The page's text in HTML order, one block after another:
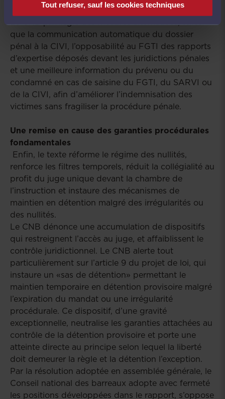
Tout refuser, sauf les cookies techniques
les juridictions pénales.
Le CNB privilégie des mesures alternatives, telles
que la communication automatique du dossier
pénal à la CIVI, l’opposabilité au FGTI des rapports
d’expertise déposés devant les juridictions pénales
et une meilleure information du prévenu ou du
condamné en cas de saisine du FGTI, du SARVI ou
de la CIVI, afin d’améliorer l’indemnisation des
victimes sans fragiliser la procédure pénale.
Une remise en cause des garanties procédurales
fondamentales
Enfin, le texte réforme le régime des nullités,
renforce les filtres temporels, réduit la collégialité au
profit du juge unique devant la chambre de
l’instruction et instaure des mécanismes de
maintien en détention malgré des irrégularités ou
des nullités.
Le CNB dénonce une accumulation de dispositifs
qui restreignent l’accès au juge, et affaiblissent le
contrôle juridictionnel. Le CNB alerte tout
particulièrement sur l’article 9 du projet de loi, qui
instaure un «sas de détention» permettant le
maintien temporaire en détention provisoire malgré
l’expiration du mandat ou une irrégularité
procédurale. Ce dispositif, d’une gravité
exceptionnelle, neutralise les garanties attachées au
contrôle de la détention provisoire et porte une
atteinte directe au principe selon lequel la liberté
doit demeurer la règle et la détention l’exception.
Par la résolution adoptée en assemblée générale, le
Conseil national des barreaux adopte avec fermeté
les positions développées dans le rapport, s’oppose